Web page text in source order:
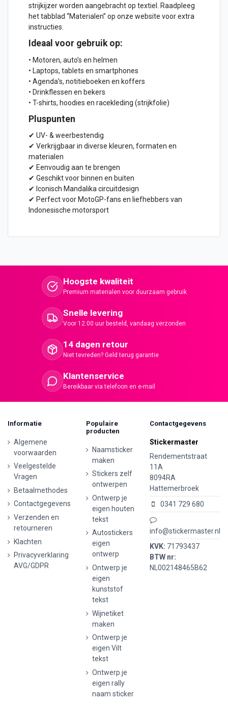
strijkijzer worden aangebracht op textiel. Raadpleeg
het tabblad “Materialen” op onze website voor extra
instructies.
Ideaal voor gebruik op:
• Motoren, auto’s en helmen
• Laptops, tablets en smartphones
• Agenda’s, notitieboeken en koffers
• Drinkflessen en bekers
• T-shirts, hoodies en racekleding (strijkfolie)
Pluspunten
✔ UV- & weerbestendig
✔ Verkrijgbaar in diverse kleuren, formaten en
materialen
✔ Eenvoudig aan te brengen
✔ Geschikt voor binnen en buiten
✔ Iconisch Mandalika circuitdesign
✔ Perfect voor MotoGP-fans en liefhebbers van
Indonesische motorsport
Hoogste kwaliteit
Premium materialen voor duurzaam gebruik
Snelle levering
Voor 12:00 uur besteld, vandaag verzonden
14 dagen retour
Niet tevreden? Geld terug garantie
Klantenservice
Bereikbaar via telefoon en e-mail
Informatie
Algemene
voorwaarden
Veelgestelde
Vragen
Betaalmethodes
Contactgegevens
Verzenden en
retourneren
Klachten
Privacyverklaring
AVG/GDPR
Populaire
producten
Naamsticker
maken
Stickers zelf
ontwerpen
Ontwerp je
eigen houten
tekst
Autostickers
eigen
ontwerp
Ontwerp je
eigen
kunststof
tekst
Wijnetiket
maken
Ontwerp je
eigen Vilt
tekst
Ontwerp je
eigen rally
naam sticker
Contactgegevens
Stickermaster
Rendementstraat
11A
8094RA
Hattemerbroek
0341 729 680
info@stickermaster.nl
KVK: 71793437
BTW nr:
NL002148465B62